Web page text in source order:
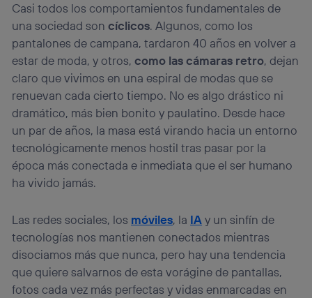
Casi todos los comportamientos fundamentales de
una sociedad soncíclicos. Algunos, como los
pantalones de campana, tardaron 40 años en volver a
estar de moda, y otros,como las cámaras retro, dejan
claro que vivimos en una espiral de modas que se
renuevan cada cierto tiempo. No es algo drástico ni
dramático, más bien bonito y paulatino. Desde hace
un par de años, la masa está virando hacia un entorno
tecnológicamente menos hostil tras pasar por la
época más conectada e inmediata que el ser humano
ha vivido jamás.
Las redes sociales, los móviles, la IA y un sinfín de
tecnologías nos mantienen conectados mientras
disociamos más que nunca, pero hay una tendencia
que quiere salvarnos de esta vorágine de pantallas,
fotos cada vez más perfectas y vidas enmarcadas en